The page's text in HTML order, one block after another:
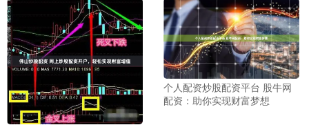
个人配资炒股配资平台 股牛网
配资：助你实现财富梦想